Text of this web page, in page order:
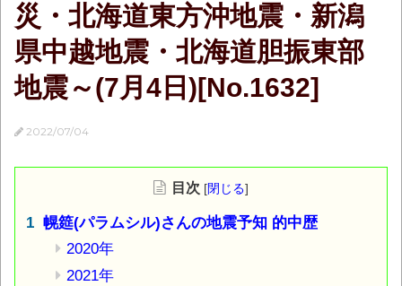
災・北海道東方沖地震・新潟
県中越地震・北海道胆振東部
地震～(7月4日)[No.1632]
2022/07/04
目次 [閉じる]
幌筵(パラムシル)さんの地震予知 的中歴
2020年
2021年